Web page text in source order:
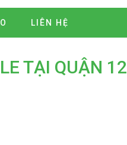
LIÊN HỆ
TẠI QUẬN 12